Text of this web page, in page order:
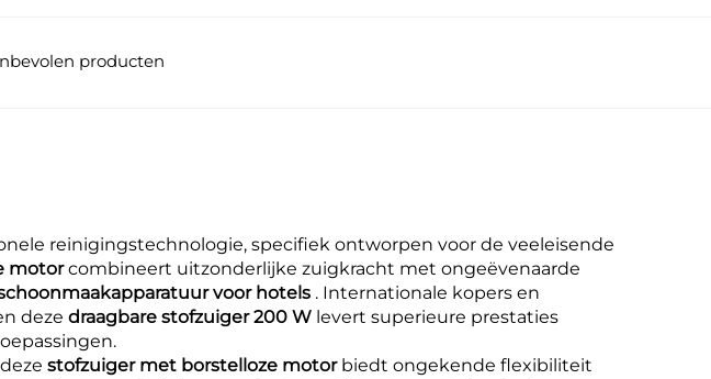
producten
reinigingstechnologie, specifiek ontworpen voor de veeleisende
motorcombineert uitzonderlijke zuigkracht met ongeëvenaarde
voor hotels . Internationale kopers en
deze draagbare stofzuiger 200 W levert superieure prestaties
stofzuiger met borstelloze motor biedt ongekende flexibiliteit